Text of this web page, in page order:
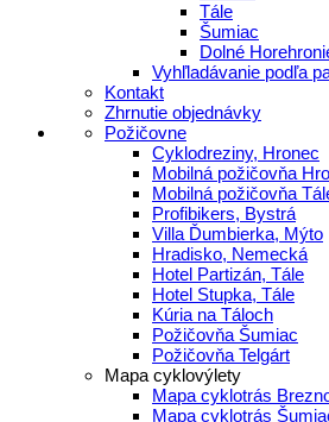
Tále
Šumiac
Dolné
Vyhľladávanie podľa
Kontakt
Zhrnutie objednávky
Požičovne
Cyklodreziny, Hronec
Mobilná požičovňa
Mobilná požičovňa
Profibikers, Bystrá
Villa Ďumbierka, Mýto
Hradisko, Nemecká
Hotel Partizán, Tále
Hotel Stupka, Tále
Kúria na Táloch
Požičovňa Šumiac
Požičovňa Telgárt
Mapa cyklovýlety
Mapa cyklotrás
Mapa cyklotrás